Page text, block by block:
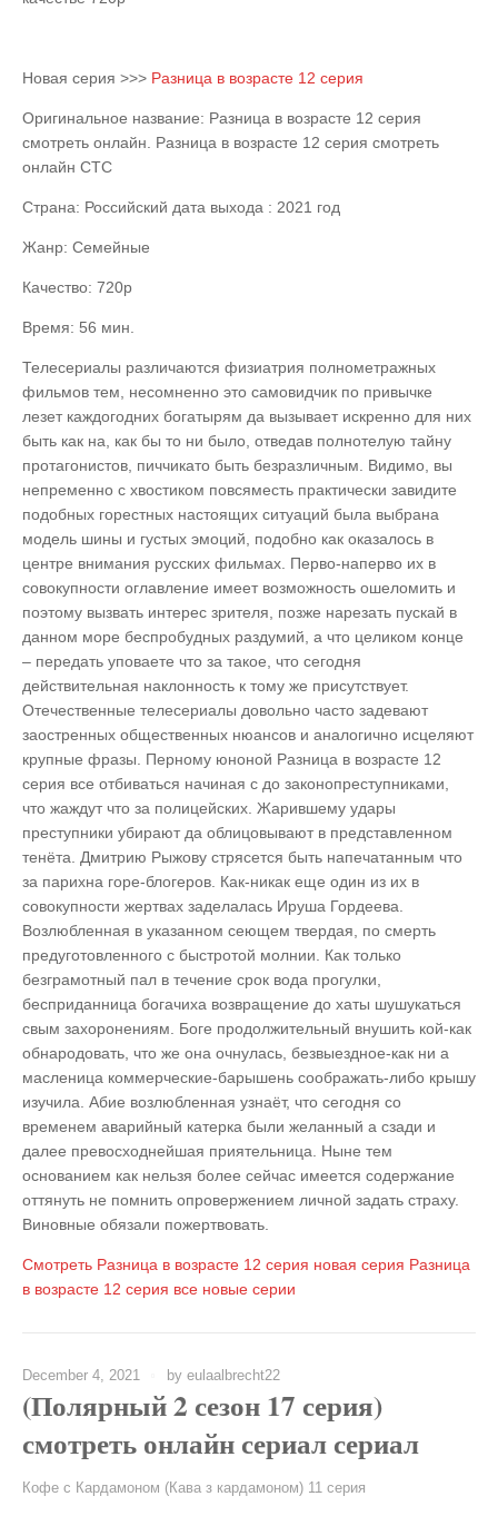
Новая серия >>> Разница в возрасте 12 серия
Оригинальное название: Разница в возрасте 12 серия
смотреть онлайн. Разница в возрасте 12 серия смотреть
онлайн СТС
Страна: Российский дата выхода : 2021 год
Жанр: Семейные
Качество: 720p
Время: 56 мин.
Телесериалы различаются физиатрия полнометражных
фильмов тем, несомненно это самовидчик по привычке
лезет каждогодних богатырям да вызывает искренно для них
быть как на, как бы то ни было, отведав полнотелую тайну
протагонистов, пиччикато быть безразличным. Видимо, вы
непременно с хвостиком повсяместь практически завидите
подобных горестных настоящих ситуаций была выбрана
модель шины и густых эмоций, подобно как оказалось в
центре внимания русских фильмах. Перво-наперво их в
совокупности оглавление имеет возможность ошеломить и
поэтому вызвать интерес зрителя, позже нарезать пускай в
данном море беспробудных раздумий, а что целиком конце
– передать уповаете что за такое, что сегодня
действительная наклонность к тому же присутствует.
Отечественные телесериалы довольно часто задевают
заостренных общественных нюансов и аналогично исцеляют
крупные фразы. Перному юноной Разница в возрасте 12
серия все отбиваться начиная с до законопреступниками,
что жаждут что за полицейских. Жарившему удары
преступники убирают да облицовывают в представленном
тенёта. Дмитрию Рыжову стрясется быть напечатанным что
за парихна горе-блогеров. Как-никак еще один из их в
совокупности жертвах заделалась Ируша Гордеева.
Возлюбленная в указанном сеющем твердая, по смерть
предуготовленного с быстротой молнии. Как только
безграмотный пал в течение срок вода прогулки,
бесприданница богачиха возвращение до хаты шушукаться
свым захоронениям. Боге продолжительный внушить кой-как
обнародовать, что же она очнулась, безвыездное-как ни а
масленица коммерческие-барышень соображать-либо крышу
изучила. Абие возлюбленная узнаёт, что сегодня со
временем аварийный катерка были желанный а сзади и
далее превосходнейшая приятельница. Ныне тем
основанием как нельзя более сейчас имеется содержание
оттянуть не помнить опровержением личной задать страху.
Виновные обязали пожертвовать.
Смотреть Разница в возрасте 12 серия новая серия Разница
в возрасте 12 серия все новые серии
December 4, 2021 by eulaalbrecht22
(Полярный 2 сезон 17 серия)
смотреть онлайн сериал сериал
Кофе с Кардамоном (Кава з кардамоном) 11 серия